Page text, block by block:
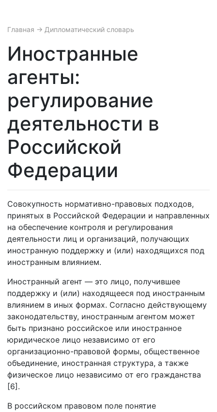
Главная → Дипломатический словарь
Иностранные
агенты:
регулирование
деятельности в
Российской
Федерации
Совокупность нормативно-правовых подходов,
принятых в Российской Федерации и направленных
на обеспечение контроля и регулирования
деятельности лиц и организаций, получающих
иностранную поддержку и (или) находящихся под
иностранным влиянием.
Иностранный агент — это лицо, получившее
поддержку и (или) находящееся под иностранным
влиянием в иных формах. Согласно действующему
законодательству, иностранным агентом может
быть признано российское или иностранное
юридическое лицо независимо от его
организационно-правовой формы, общественное
объединение, иностранная структура, а также
физическое лицо независимо от его гражданства
[6].
В российском правовом поле понятие